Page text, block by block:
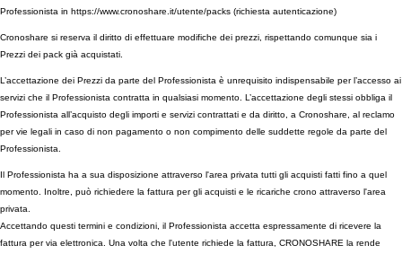
Professionista in https://www.cronoshare.it/utente/packs (richiesta autenticazione)
Cronoshare si reserva il diritto di effettuare modifiche dei prezzi, rispettando comunque sia i
Prezzi dei pack già acquistati.
L’accettazione dei Prezzi da parte del Professionista è unrequisito indispensabile per l’accesso ai
servizi che il Professionista contratta in qualsiasi momento. L’accettazione degli stessi obbliga il
Professionista all’acquisto degli importi e servizi contrattati e da diritto, a Cronoshare, al reclamo
per vie legali in caso di non pagamento o non compimento delle suddette regole da parte del
Professionista.
Il Professionista ha a sua disposizione attraverso l'area privata tutti gli acquisti fatti fino a quel
momento. Inoltre, può richiedere la fattura per gli acquisti e le ricariche crono attraverso l'area
privata.
Accettando questi termini e condizioni, il Professionista accetta espressamente di ricevere la
fattura per via elettronica. Una volta che l'utente richiede la fattura, CRONOSHARE la rende